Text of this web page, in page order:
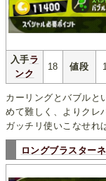
入手ラ
ンク
18 値段
カーリングとバブルと
めて難しく、よりクレ
ガッチリ使いこなせれ
ロングブラスター